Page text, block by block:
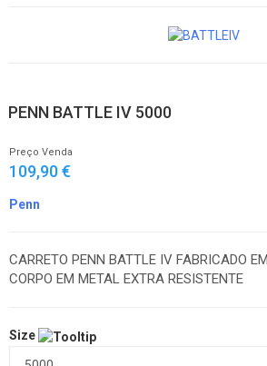
PENN BATTLE IV 5000
Preço Venda
109,90 €
Penn
CARRETO PENN BATTLE IV FABRICADO
CORPO EM METAL EXTRA RESISTENTE
Size